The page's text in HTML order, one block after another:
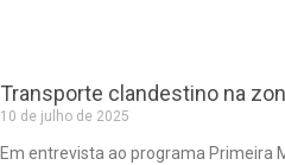
Transporte clandestino na
10 de julho de 2025
Em entrevista ao programa Primeira